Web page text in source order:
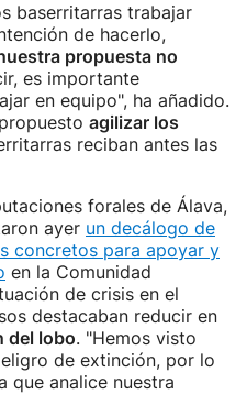
baserritarras trabajar
de hacerlo,
propuesta no
es importante
en equipo", ha añadido.
agilizar los
reciban antes las
forales de Álava,
ayer un decálogo de
concretos para apoyar y
en la Comunidad
de crisis en el
destacaban reducir en
del lobo. "Hemos visto
de extinción, por lo
que analice nuestra